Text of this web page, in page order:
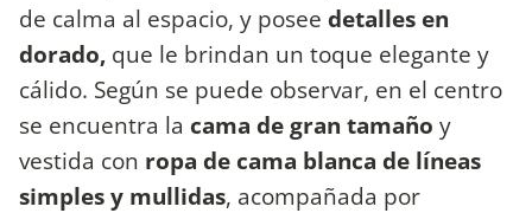
de calma al espacio, y posee detalles en
dorado, que le brindan un toque elegante y
cálido. Según se puede observar, en el centro
se encuentra la cama de gran tamaño y
vestida con ropa de cama blanca de líneas
simples y mullidas, acompañada por